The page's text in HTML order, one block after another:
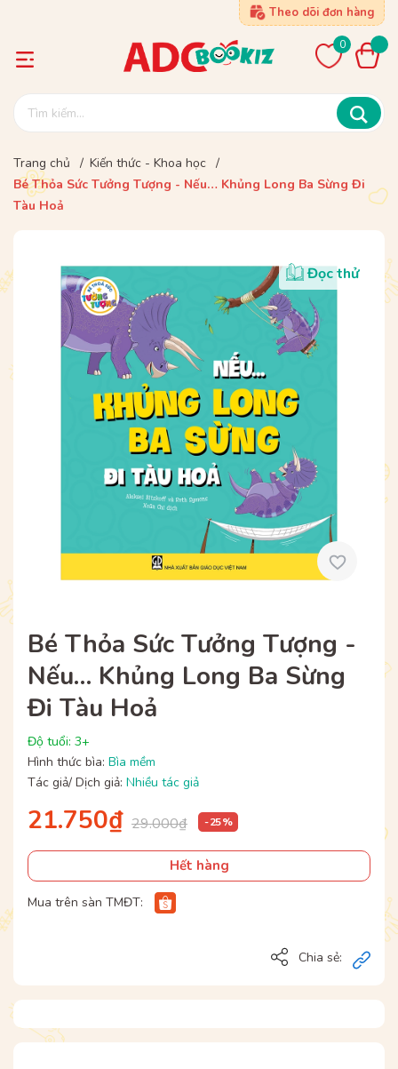
Theo dõi đơn hàng
0
Trang chủ / Kiến thức - Khoa học /
Bé Thỏa Sức Tưởng Tượng - Nếu… Khủng Long Ba Sừng Đi
Tàu Hoả
Đọc thử
Bé Thỏa Sức Tưởng Tượng -
Nếu… Khủng Long Ba Sừng
Đi Tàu Hoả
Độ tuổi: 3+
Hình thức bìa: Bìa mềm
Tác giả/ Dịch giả: Nhiều tác giả
21.750₫ 29.000₫ - 25 %
Hết hàng
Mua trên sàn TMĐT:
Chia sẻ: